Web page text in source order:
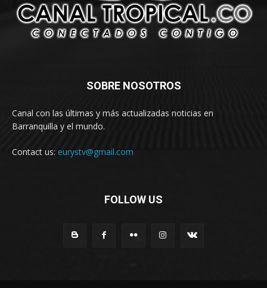
SOBRE NOSOTROS
Canal con las últimas y más actualizadas noticias en
Barranquilla y el mundo.
Contact us: eurystv@gmail.com
FOLLOW US